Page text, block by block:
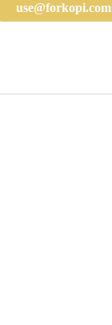
use@forkopi.com